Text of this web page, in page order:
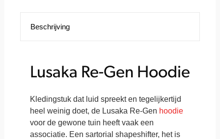
Beschrijving
Lusaka Re-Gen Hoodie
Kledingstuk dat luid spreekt en tegelijkertijd
heel weinig doet, de Lusaka Re-Gen hoodie
voor de gewone tuin heeft vaak een
associatie. Een sartorial shapeshifter, het is